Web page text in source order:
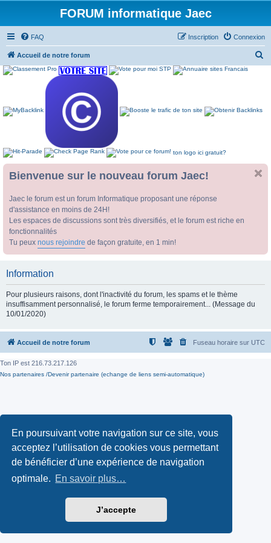
En poursuivant votre navigation sur ce site, vous
acceptez l’utilisation de cookies vous permettant
de bénéficier d’une expérience de navigation
optimale. En savoir plus…
J’accepte
FORUM informatique Jaec
FAQ Connexion
Inscription
Accueil de notre forum
ton logo ici gratuit?
Bienvenue sur le nouveau forum Jaec!
Jaec le forum est un forum Informatique proposant une réponse
d'assistance en moins de 24H!
Les espaces de discussions sont très diversifiés, et le forum est riche en
fonctionnalités
Tu peux nous rejoindre de façon gratuite, en 1 min!
Information
Pour plusieurs raisons, dont l'inactivité du forum, les spams et le thème
insuffisamment personnalisé, le forum ferme temporairement... (Message du
10/01/2020)
Accueil de notre forum Fuseau horaire sur UTC
Ton IP est 216.73.217.126
Nos partenaires /Devenir partenaire (echange de liens semi-automatique)